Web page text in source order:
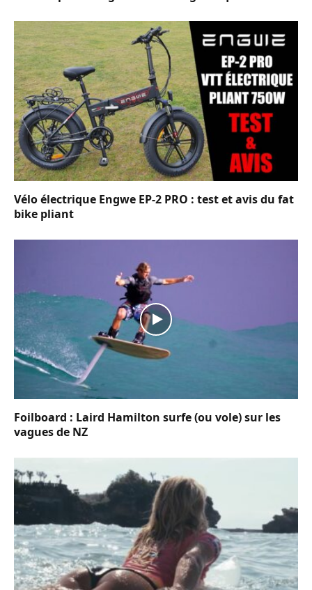
Vélo électrique Engwe EP-2 PRO : test et avis du fat
bike pliant
Foilboard : Laird Hamilton surfe (ou vole) sur les
vagues de NZ